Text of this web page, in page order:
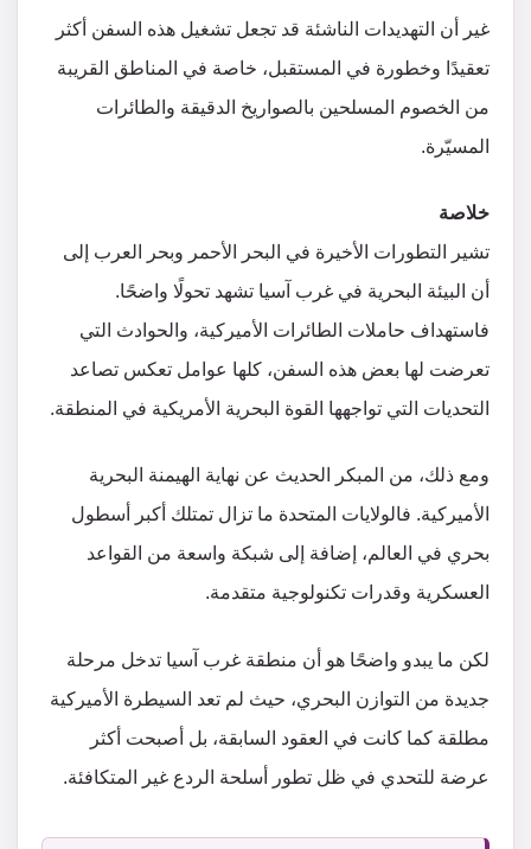
غير أن التهديدات الناشئة قد تجعل تشغيل هذه السفن أكثر
تعقيدًا وخطورة في المستقبل، خاصة في المناطق القريبة
من الخصوم المسلحين بالصواريخ الدقيقة والطائرات
المسيّرة.
خلاصة
تشير التطورات الأخيرة في البحر الأحمر وبحر العرب إلى
أن البيئة البحرية في غرب آسيا تشهد تحولًا واضحًا.
فاستهداف حاملات الطائرات الأميركية، والحوادث التي
تعرضت لها بعض هذه السفن، كلها عوامل تعكس تصاعد
التحديات التي تواجهها القوة البحرية الأمريكية في المنطقة.
ومع ذلك، من المبكر الحديث عن نهاية الهيمنة البحرية
الأميركية. فالولايات المتحدة ما تزال تمتلك أكبر أسطول
بحري في العالم، إضافة إلى شبكة واسعة من القواعد
العسكرية وقدرات تكنولوجية متقدمة.
لكن ما يبدو واضحًا هو أن منطقة غرب آسيا تدخل مرحلة
جديدة من التوازن البحري، حيث لم تعد السيطرة الأميركية
مطلقة كما كانت في العقود السابقة، بل أصبحت أكثر
عرضة للتحدي في ظل تطور أسلحة الردع غير المتكافئة.